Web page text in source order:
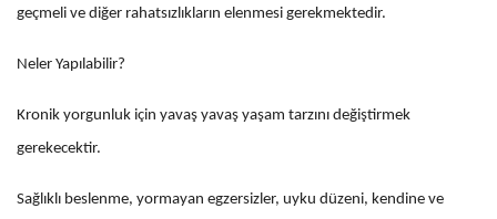
geçmeli ve diğer rahatsızlıkların elenmesi gerekmektedir.
Neler Yapılabilir?
Kronik yorgunluk için yavaş yavaş yaşam tarzını değiştirmek
gerekecektir.
Sağlıklı beslenme, yormayan egzersizler, uyku düzeni, kendine ve